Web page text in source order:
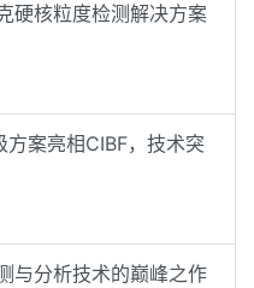
硬核粒度检测解决方案
案亮相CIBF，技术突
与分析技术的巅峰之作